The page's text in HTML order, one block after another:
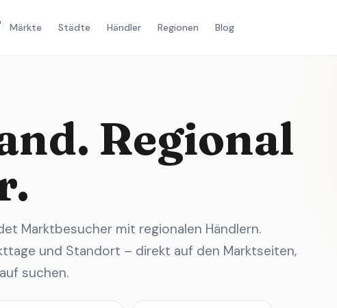
Märkte Städte Händler Regionen Blog
Regional
Marktbesucher mit regionalen Händlern.
und Standort – direkt auf den Marktseiten,
suchen.